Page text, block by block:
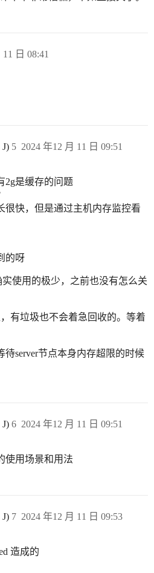
日 08:41
2024 年12 月 11 日 09:51
5
2g是缓存的问题
很快，但是通过主机内存监控看
的呀
实使用的极少，之前也没有怎么关
有垃圾也不会着急回收的。等着
server节点本身内存超限的时候
2024 年12 月 11 日 09:51
6
使用场景和用法
2024 年12 月 11 日 09:53
7
造成的